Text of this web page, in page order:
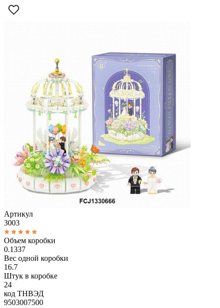
Артикул
3003
Объем коробки
0.1337
Вес одной коробки
16.7
Штук в коробке
24
код ТНВЭД
9503007500